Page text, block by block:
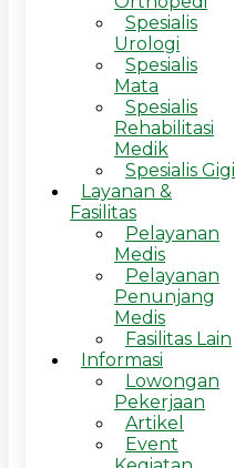
Spesialis
Urologi
Spesialis
Mata
Spesialis
Rehabilitasi
Medik
Spesialis Gigi
Layanan &
Fasilitas
Pelayanan
Medis
Pelayanan
Penunjang
Medis
Fasilitas Lain
Informasi
Lowongan
Pekerjaan
Artikel
Event